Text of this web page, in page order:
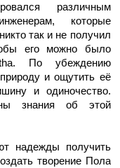
различным
которые
так и не получил
его можно было
По убеждению
и ощутить её
и одиночество.
знания об этой
надежды получить
творение Пола